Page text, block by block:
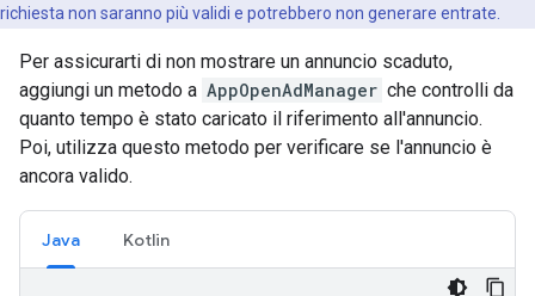
richiesta non saranno più validi e potrebbero non generare entrate.
Per assicurarti di non mostrare un annuncio scaduto,
aggiungi un metodo a AppOpenAdManager che controlli da
quanto tempo è stato caricato il riferimento all'annuncio.
Poi, utilizza questo metodo per verificare se l'annuncio è
ancora valido.
Java Kotlin